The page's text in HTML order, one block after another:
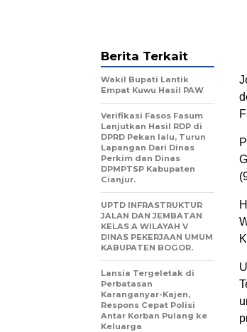
Berita Terkait
Wakil Bupati Lantik
Empat Kuwu Hasil PAW
Verifikasi Fasos Fasum
Lanjutkan Hasil RDP di
DPRD Pekan lalu, Turun
Lapangan Dari Dinas
Perkim dan Dinas
DPMPTSP Kabupaten
Cianjur.
UPTD INFRASTRUKTUR
JALAN DAN JEMBATAN
KELAS A WILAYAH V
DINAS PEKERJAAN UMUM
KABUPATEN BOGOR.
Lansia Tergeletak di
Perbatasan
Karanganyar-Kajen,
Respons Cepat Polisi
Antar Korban Pulang ke
Keluarga